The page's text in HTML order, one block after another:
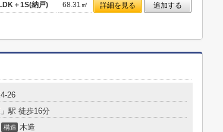
＋1S(納戸) 68.31㎡ 詳細を見る 追加する
4-26
」駅 徒歩16分
構造 木造